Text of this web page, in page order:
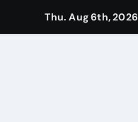
Thu. Aug 6th, 2026